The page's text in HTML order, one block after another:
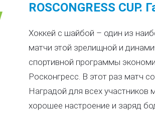
ROSCONGRESS
Хоккей с шайбой – один из
матчи этой зрелищной и
спортивной программы
Росконгресс. В этот раз матч
Наградой для всех участников
хорошее настроение и заряд